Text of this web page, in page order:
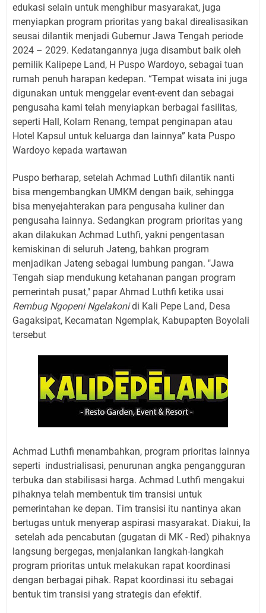
edukasi selain untuk menghibur masyarakat, juga
menyiapkan program prioritas yang bakal direalisasikan
seusai dilantik menjadi Gubernur Jawa Tengah periode
2024 – 2029. Kedatangannya juga disambut baik oleh
pemilik Kalipepe Land, H Puspo Wardoyo, sebagai tuan
rumah penuh harapan kedepan. “Tempat wisata ini juga
digunakan untuk menggelar event-event dan sebagai
pengusaha kami telah menyiapkan berbagai fasilitas,
seperti Hall, Kolam Renang, tempat penginapan atau
Hotel Kapsul untuk keluarga dan lainnya” kata Puspo
Wardoyo kepada wartawan
Puspo berharap, setelah Achmad Luthfi dilantik nanti
bisa mengembangkan UMKM dengan baik, sehingga
bisa menyejahterakan para pengusaha kuliner dan
pengusaha lainnya. Sedangkan program prioritas yang
akan dilakukan Achmad Luthfi, yakni pengentasan
kemiskinan di seluruh Jateng, bahkan program
menjadikan Jateng sebagai lumbung pangan. "Jawa
Tengah siap mendukung ketahanan pangan program
pemerintah pusat," papar Ahmad Luthfi ketika usai
Rembug Ngopeni Ngelakonidi Kali Pepe Land, Desa
Gagaksipat, Kecamatan Ngemplak, Kabupapten Boyolali
tersebut
Achmad Luthfi menambahkan, program prioritas lainnya
seperti industrialisasi, penurunan angka pengangguran
terbuka dan stabilisasi harga. Achmad Luthfi mengakui
pihaknya telah membentuk tim transisi untuk
pemerintahan ke depan. Tim transisi itu nantinya akan
bertugas untuk menyerap aspirasi masyarakat. Diakui, Ia
setelah ada pencabutan (gugatan di MK - Red) pihaknya
langsung bergegas, menjalankan langkah-langkah
program prioritas untuk melakukan rapat koordinasi
dengan berbagai pihak. Rapat koordinasi itu sebagai
bentuk tim transisi yang strategis dan efektif.